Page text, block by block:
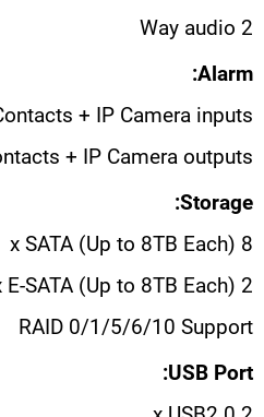
2 Way audio
Alarm:
+ IP Camera inputs
+ IP Camera outputs
Storage:
8 x SATA (Up to 8TB Each)
2 x E-SATA (Up to 8TB Each)
RAID 0/1/5/6/10 Support
USB Port: